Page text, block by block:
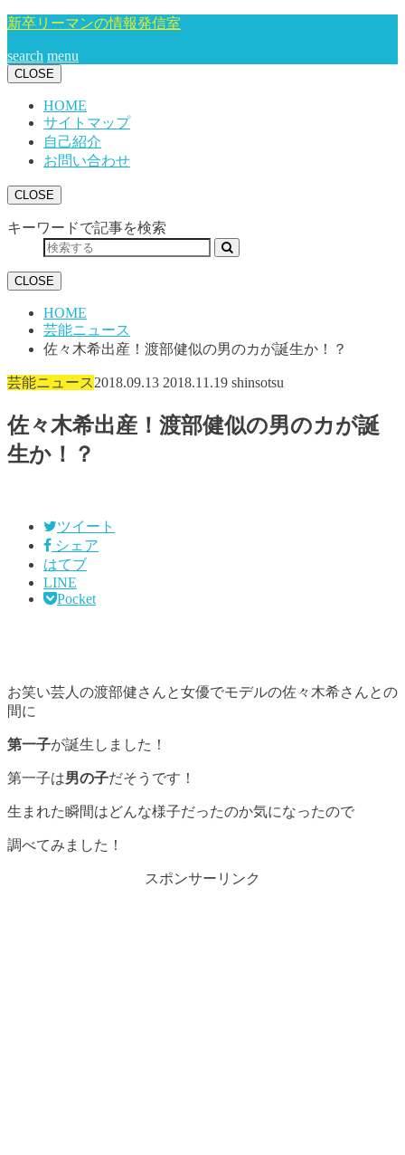
新卒リーマンの情報発信室
search menu
CLOSE
HOME
サイトマップ
自己紹介
お問い合わせ
CLOSE
キーワードで記事を検索
CLOSE
HOME
芸能ニュース
佐々木希出産！渡部健似の男のカが誕生か！？
芸能ニュース 2018.09.13 2018.11.19 shinsotsu
佐々木希出産！渡部健似の男のカが誕
生か！？
ツイート
シェア
はてブ
LINE
Pocket
お笑い芸人の渡部健さんと女優でモデルの佐々木希さんとの
間に
第一子が誕生しました！
第一子は男の子だそうです！
生まれた瞬間はどんな様子だったのか気になったので
調べてみました！
スポンサーリンク